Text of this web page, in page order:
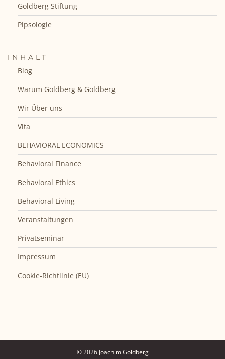
Goldberg Stiftung
Pipsologie
INHALT
Blog
Warum Goldberg & Goldberg
Wir Über uns
Vita
BEHAVIORAL ECONOMICS
Behavioral Finance
Behavioral Ethics
Behavioral Living
Veranstaltungen
Privatseminar
Impressum
Cookie-Richtlinie (EU)
© 2026 Joachim Goldberg